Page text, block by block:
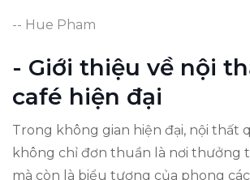
-- Hue Pham
- Giới thiệu về nội
café hiện đại
Trong không gian hiện đại, nội thất
không chỉ đơn thuần là nơi thưởng
mà còn là biểu tượng của phong